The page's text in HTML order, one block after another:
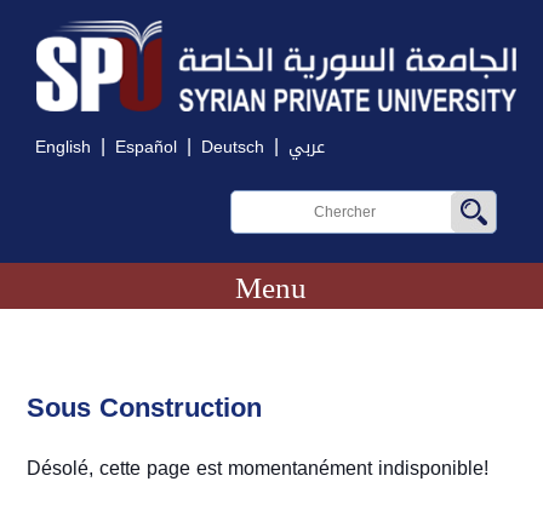
English | Español | Deutsch | عربي
Menu
Sous Construction
Désolé, cette page est momentanément indisponible!